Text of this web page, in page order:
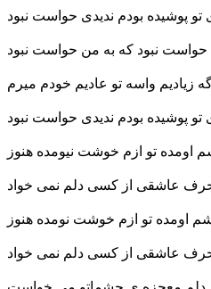
تو پوشیده بودم ندیدی حواست نبود
حواست نبود که به من حواست نبود
زیادیم واسه تو عادیم خودم میرم
تو پوشیده بودم ندیدی حواست نبود
اومده تو ازم خوشت نیومده هنوز
عاشقی از کسی دلم نمی خواد
اومده تو ازم خوشت نومده هنوز
عاشقی از کسی دلم نمی خواد